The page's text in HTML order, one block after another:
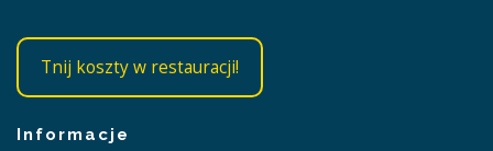
Tnij koszty w restauracji!
Informacje